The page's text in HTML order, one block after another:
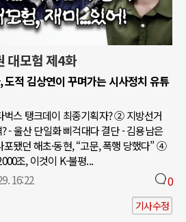
대모험 제4화
적 김상연이 꾸며가는 시사정치 유튜
스 탱크데이 최종기획자? ② 지방선거
- 울산 단일화 삐걱대다 결단 - 김용남은
됐던 해초·동현, “고문, 폭행 당했다” ④
조, 이것이 K-불평...
16:22 0
기사수정